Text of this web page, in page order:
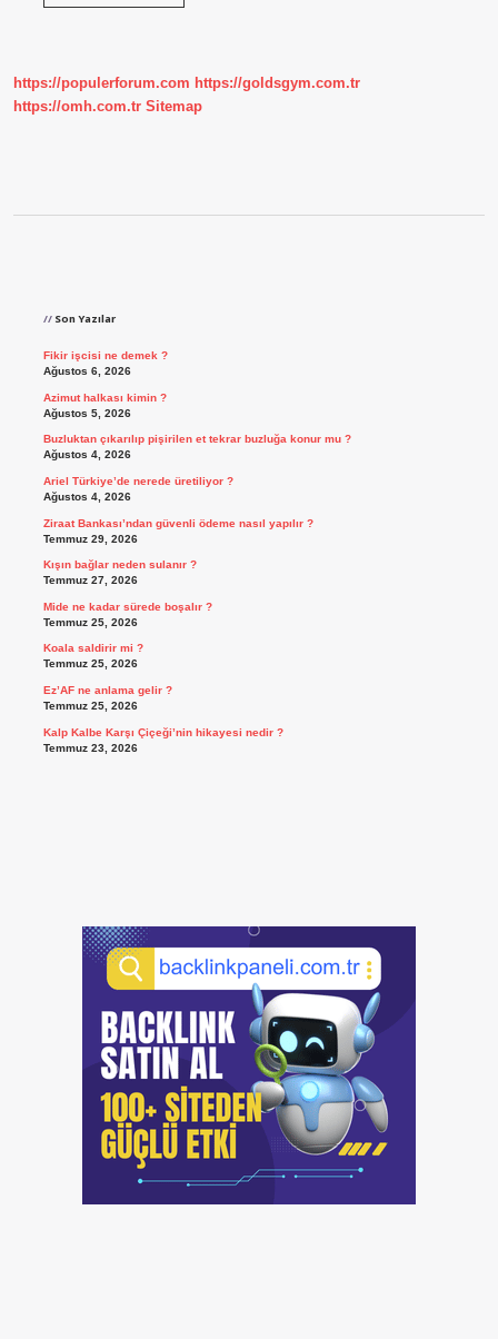
https://populerforum.com https://goldsgym.com.tr
https://omh.com.tr Sitemap
Son Yazılar
Fikir işcisi ne demek ?
Ağustos 6, 2026
Azimut halkası kimin ?
Ağustos 5, 2026
Buzluktan çıkarılıp pişirilen et tekrar buzluğa konur mu ?
Ağustos 4, 2026
Ariel Türkiye’de nerede üretiliyor ?
Ağustos 4, 2026
Ziraat Bankası’ndan güvenli ödeme nasıl yapılır ?
Temmuz 29, 2026
Kışın bağlar neden sulanır ?
Temmuz 27, 2026
Mide ne kadar sürede boşalır ?
Temmuz 25, 2026
Koala saldirir mi ?
Temmuz 25, 2026
Ez’AF ne anlama gelir ?
Temmuz 25, 2026
Kalp Kalbe Karşı Çiçeği’nin hikayesi nedir ?
Temmuz 23, 2026